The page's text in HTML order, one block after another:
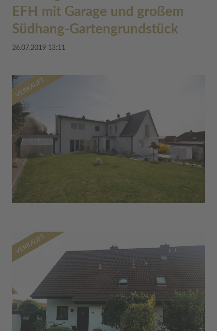
EFH mit Garage und großem
Südhang-Gartengrundstück
26.07.2019 13:11